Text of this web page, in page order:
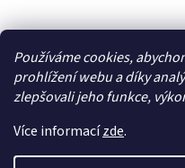
Používáme cookies,
prohlížení webu a díky
zlepšovali jeho funkce,
Více informacízde.
Facebook
Vytvořil Shoptet